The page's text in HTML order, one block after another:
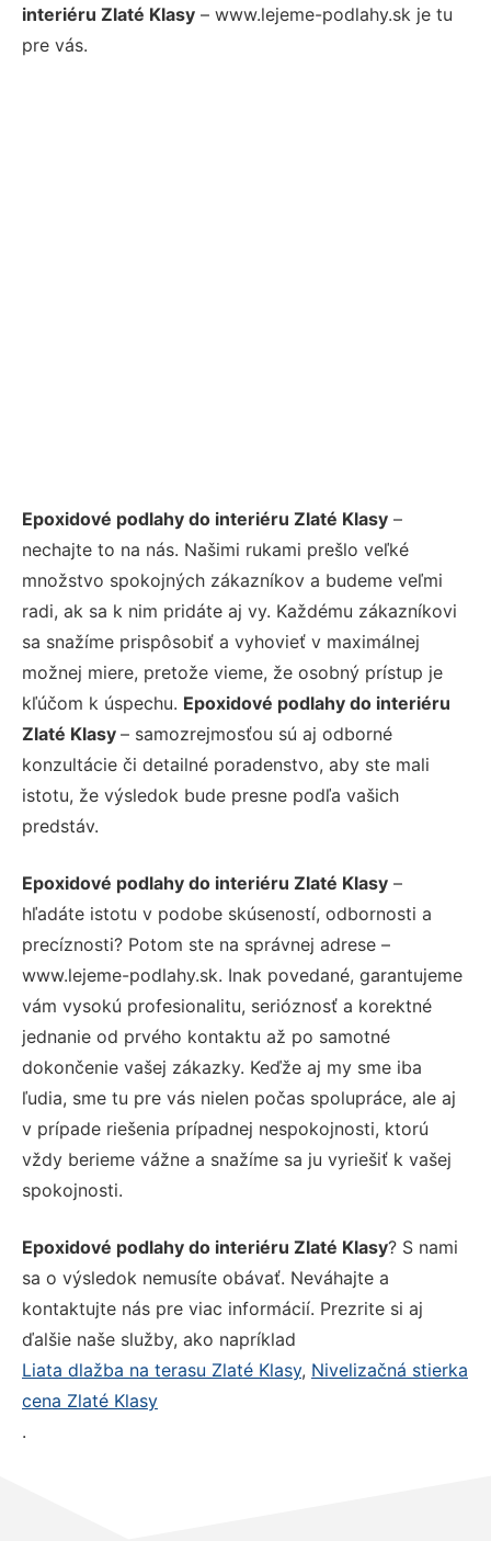
interiéru Zlaté Klasy – www.lejeme-podlahy.sk je tu
pre vás.
Epoxidové podlahy do interiéru Zlaté Klasy –
nechajte to na nás. Našimi rukami prešlo veľké
množstvo spokojných zákazníkov a budeme veľmi
radi, ak sa k nim pridáte aj vy. Každému zákazníkovi
sa snažíme prispôsobiť a vyhovieť v maximálnej
možnej miere, pretože vieme, že osobný prístup je
kľúčom k úspechu. Epoxidové podlahy do interiéru
Zlaté Klasy – samozrejmosťou sú aj odborné
konzultácie či detailné poradenstvo, aby ste mali
istotu, že výsledok bude presne podľa vašich
predstáv.
Epoxidové podlahy do interiéru Zlaté Klasy –
hľadáte istotu v podobe skúseností, odbornosti a
precíznosti? Potom ste na správnej adrese –
www.lejeme-podlahy.sk. Inak povedané, garantujeme
vám vysokú profesionalitu, serióznosť a korektné
jednanie od prvého kontaktu až po samotné
dokončenie vašej zákazky. Keďže aj my sme iba
ľudia, sme tu pre vás nielen počas spolupráce, ale aj
v prípade riešenia prípadnej nespokojnosti, ktorú
vždy berieme vážne a snažíme sa ju vyriešiť k vašej
spokojnosti.
Epoxidové podlahy do interiéru Zlaté Klasy? S nami
sa o výsledok nemusíte obávať. Neváhajte a
kontaktujte nás pre viac informácií. Prezrite si aj
ďalšie naše služby, ako napríklad
Liata dlažba na terasu Zlaté Klasy, Nivelizačná stierka
cena Zlaté Klasy
.